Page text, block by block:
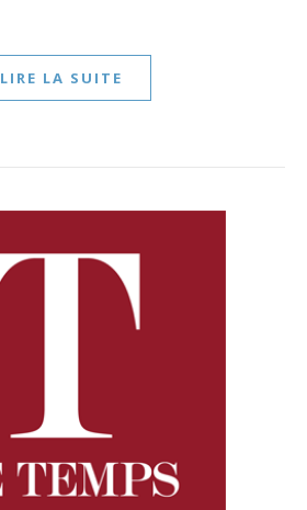
LIRE LA SUITE